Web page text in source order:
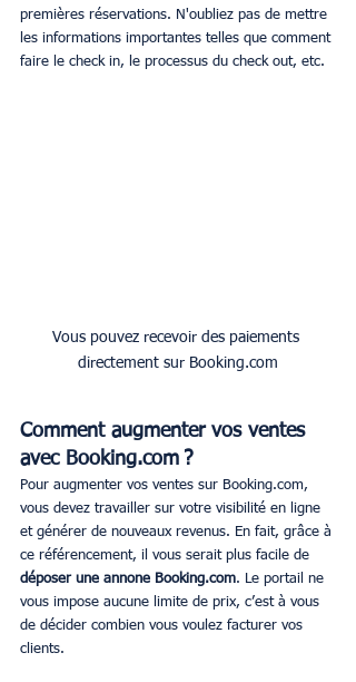
premières réservations. N'oubliez pas de mettre
les informations importantes telles que comment
faire le check in, le processus du check out, etc.
Vous pouvez recevoir des paiements
directement sur Booking.com
Comment augmenter vos ventes
avec Booking.com ?
Pour augmenter vos ventes sur Booking.com,
vous devez travailler sur votre visibilité en ligne
et générer de nouveaux revenus. En fait, grâce à
ce référencement, il vous serait plus facile de
déposer une annone Booking.com. Le portail ne
vous impose aucune limite de prix, c’est à vous
de décider combien vous voulez facturer vos
clients.